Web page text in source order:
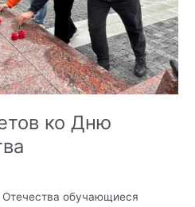
ко Дню
обучающиеся